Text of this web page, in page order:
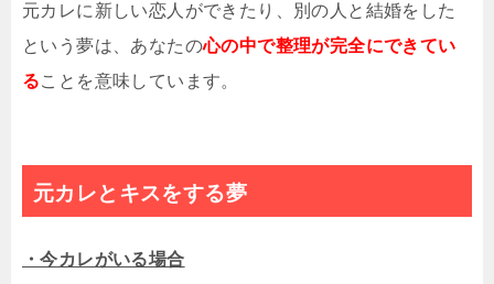
元カレに新しい恋人ができたり、別の人と結婚をした
という夢は、あなたの心の中で整理が完全にできてい
ることを意味しています。
元カレとキスをする夢
・今カレがいる場合